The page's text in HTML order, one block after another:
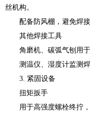
丝机构。
配备防风棚，避免焊接
其他焊接工具
角磨机、碳弧气刨用于
测温仪、湿度计监测焊
3. 紧固设备
扭矩扳手
用于高强度螺栓终拧，